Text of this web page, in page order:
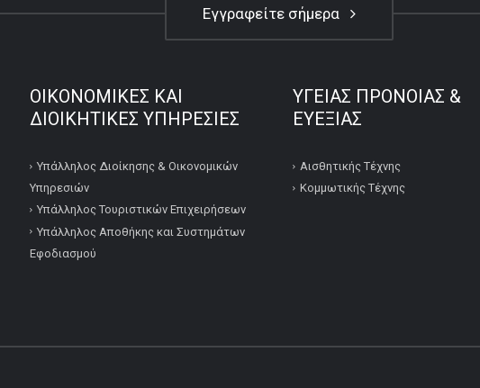
Εγγραφείτε σήμερα
ΟΙΚΟΝΟΜΙΚΕΣ ΚΑΙ
ΔΙΟΙΚΗΤΙΚΕΣ ΥΠΗΡΕΣΙΕΣ
Υπάλληλος Διοίκησης & Οικονομικών
Υπηρεσιών
Υπάλληλος Τουριστικών Επιχειρήσεων
Υπάλληλος Αποθήκης και Συστημάτων
Εφοδιασμού
ΥΓΕΙΑΣ ΠΡΟΝΟΙΑΣ &
ΕΥΕΞΙΑΣ
Αισθητικής Τέχνης
Κομμωτικής Τέχνης